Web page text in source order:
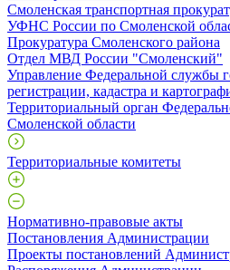
Смоленская транспортная
УФНС России по Смоленской
Прокуратура Смоленского района
Отдел МВД России "Смоленский"
Управление Федеральной службы
регистрации, кадастра и
Территориальный орган
Смоленской области
Территориальные комитеты
Нормативно-правовые акты
Постановления Администрации
Проекты постановлений